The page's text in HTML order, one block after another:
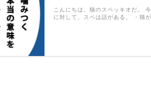
こんにちは、猫のスペッキオだ。
に対して、スペは話がある。 ・猫